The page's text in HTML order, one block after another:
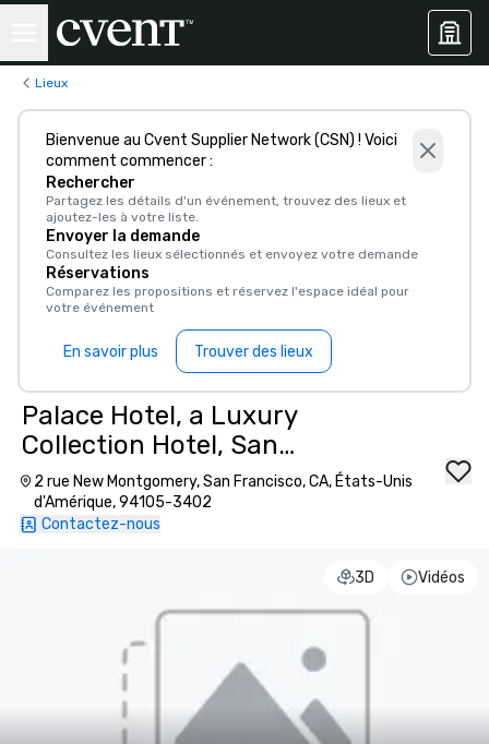
Lieux
Bienvenue au Cvent Supplier Network (CSN) ! Voici
comment commencer :
Rechercher
Partagez les détails d'un événement, trouvez des lieux et
ajoutez-les à votre liste.
Envoyer la demande
Consultez les lieux sélectionnés et envoyez votre demande
Réservations
Comparez les propositions et réservez l'espace idéal pour
votre événement
En savoir plus Trouver des lieux
Palace Hotel, a Luxury
Collection Hotel, San
Francisco
2 rue New Montgomery, San Francisco, CA, États-Unis
d'Amérique, 94105-3402
Contactez-nous
3D Vidéos